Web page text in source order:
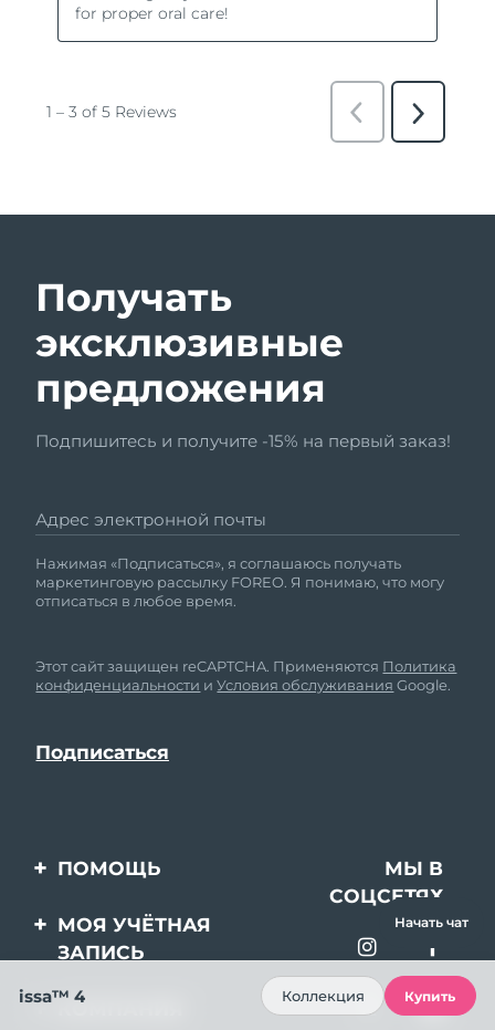
Получать
эксклюзивные
предложения
Подпишитесь и получите -15% на первый заказ!
Адрес электронной почты
Нажимая «Подписаться», я соглашаюсь получать
маркетинговую рассылку FOREO. Я понимаю, что могу
отписаться в любое время.
Этот сайт защищен reCAPTCHA. Применяются Политика
конфиденциальности иУсловия обслуживания Google.
ПОМОЩЬ
Свяжитесь с нами
Заказ и доставка
Гарантия и возврат
МЫ В
СОЦСЕТЯХ
МОЯ УЧЁТНАЯ
ЗАПИСЬ
Регистрация продукта
КОМПАНИЯ
Начать чат
issa™ 4 Коллекция Купить